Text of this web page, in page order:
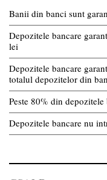
Banii din banci sunt
Depozitele bancare
lei
Depozitele bancare
totalul depozitelor din
Peste 80% din
Depozitele bancare nu